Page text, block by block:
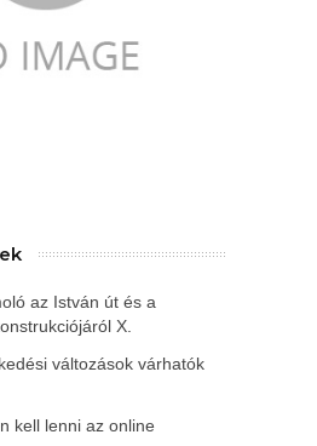
az István út és a
X.
változások várhatók
kell lenni az online